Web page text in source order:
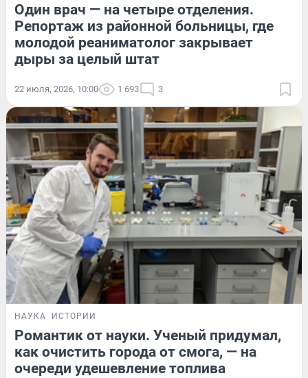
Один врач — на четыре отделения.
Репортаж из районной больницы, где
молодой реаниматолог закрывает
дыры за целый штат
22 июля, 2026, 10:00 1 693 3
НАУКА ИСТОРИИ
Романтик от науки. Ученый придумал,
как очистить города от смога, — на
очереди удешевление топлива